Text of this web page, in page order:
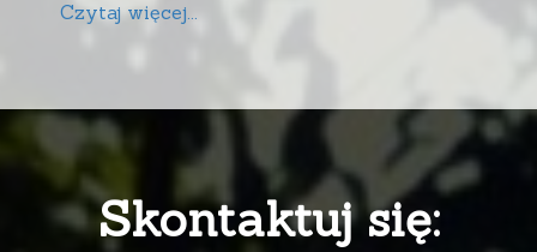
Czytaj więcej...
Skontaktuj się: